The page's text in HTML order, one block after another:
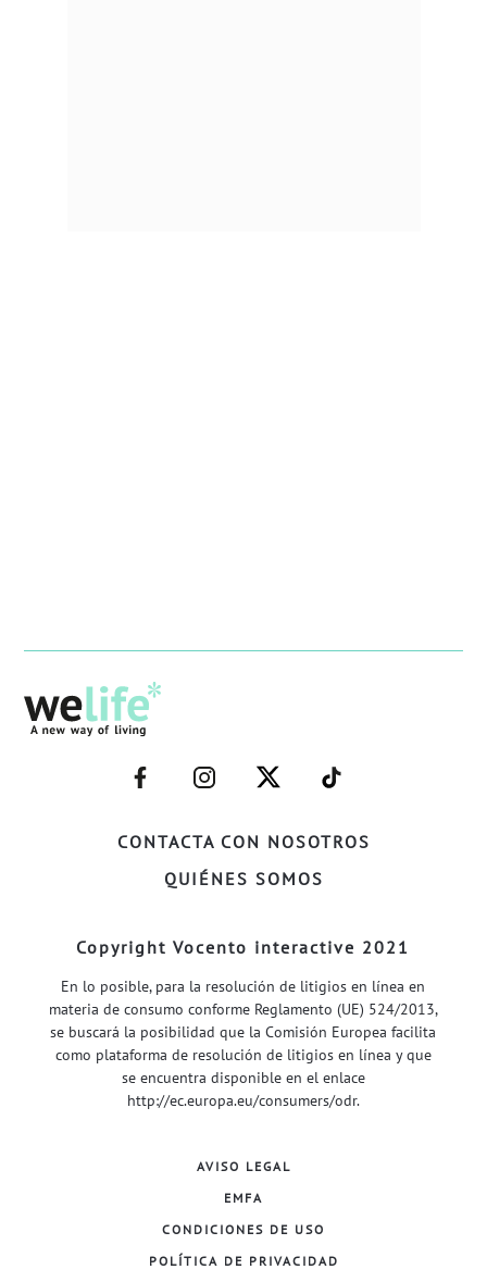
CONTACTA CON NOSOTROS
QUIÉNES SOMOS
–
FACEBOOK–
–
INSTAGRAM–
–
TWITTER–
–
WELIFE–
Copyright Vocento interactive 2021
En lo posible, para la resolución de litigios en línea en
materia de consumo conforme Reglamento (UE) 524/2013,
se buscará la posibilidad que la Comisión Europea facilita
como plataforma de resolución de litigios en línea y que
se encuentra disponible en el enlace
http://ec.europa.eu/consumers/odr.
AVISO LEGAL
EMFA
CONDICIONES DE USO
POLÍTICA DE PRIVACIDAD